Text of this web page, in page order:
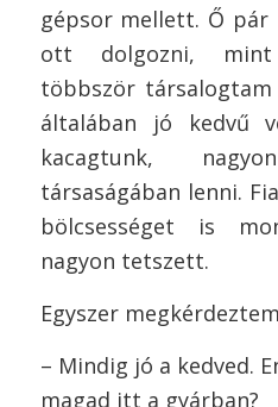
gépsor mellett. Ő
ott dolgozni, mint
többször társalogtam
általában jó kedvű
kacagtunk,
társaságában lenni.
bölcsességet is
nagyon tetszett.
Egyszer
– Mindig jó a kedved.
magad itt a gyárban?